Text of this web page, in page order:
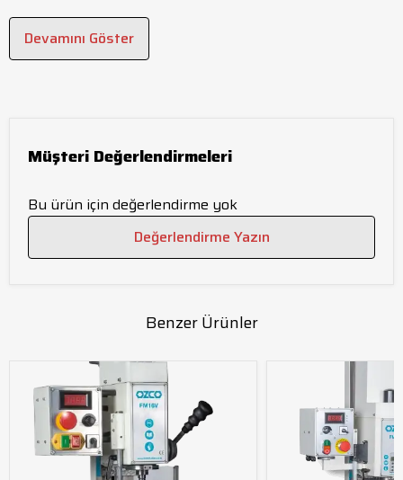
Devamını Göster
Müşteri Değerlendirmeleri
Bu ürün için değerlendirme yok
Değerlendirme Yazın
Benzer Ürünler